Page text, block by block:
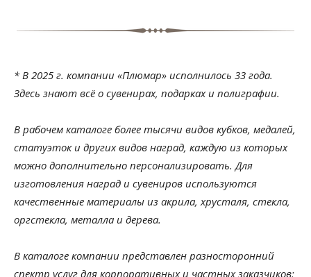
* В 2025 г. компании «Плюмар» исполнилось 33 года.
Здесь знают всё о сувенирах, подарках и полиграфии.
В рабочем каталоге более тысячи видов кубков, медалей,
статуэток и других видов наград, каждую из которых
можно дополнительно персонализировать. Для
изготовления наград и сувениров используются
качественные материалы из акрила, хрусталя, стекла,
оргстекла, металла и дерева.
В каталоге компании представлен разносторонний
спектр услуг для корпоративных и частных заказчиков: